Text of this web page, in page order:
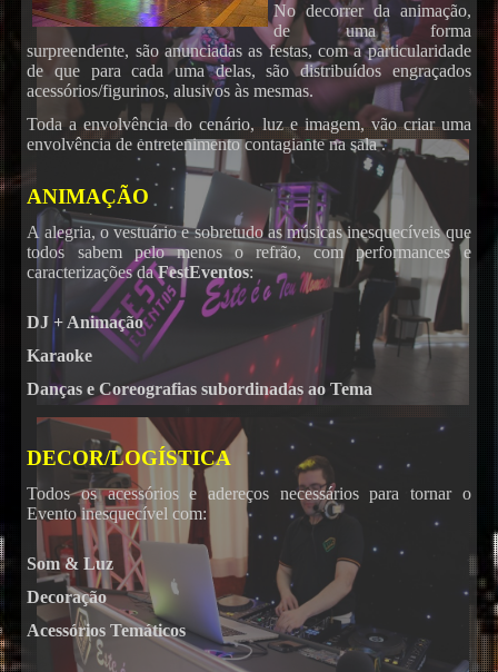
No decorrer da animação,
de uma forma
surpreendente, são anunciadas as festas, com a particularidade
de que para cada uma delas, são distribuídos engraçados
acessórios/figurinos, alusivos às mesmas.
Toda a envolvência do cenário, luz e imagem, vão criar uma
envolvência de entretenimento contagiante na sala .
ANIMAÇÃO
A alegria, o vestuário e sobretudo as músicas inesquecíveis que
todos sabem pelo menos o refrão, com performances e
caracterizações daFestEventos:
DJ + Animação
Karaoke
Danças e Coreografias subordinadas ao Tema
DECOR/LOGÍSTICA
Todos os acessórios e adereços necessários para tornar o
Evento inesquecível com:
Som & Luz
Decoração
Acessórios Temáticos